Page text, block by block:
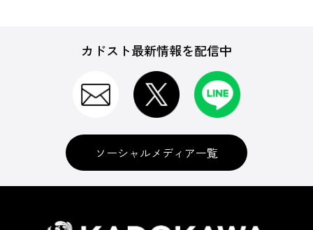
カドスト最新情報を配信中
ソーシャルメディア一覧